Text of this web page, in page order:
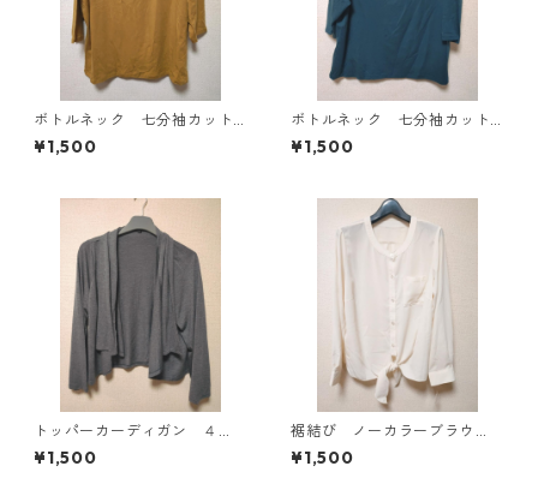
ボトルネック 七分袖カット
ソー ４Ｌ マスタード KA
E-4816
¥1,500
ボトルネック 七分袖カット
ソー ４Ｌ ティールグリー
ン KAE-4815
¥1,500
トッパーカーディガン ４
Ｌ グレー KAE-4814
¥1,500
裾結び ノーカラーブラウ
ス ３Ｌ アイボリー KAE-
4813
¥1,500